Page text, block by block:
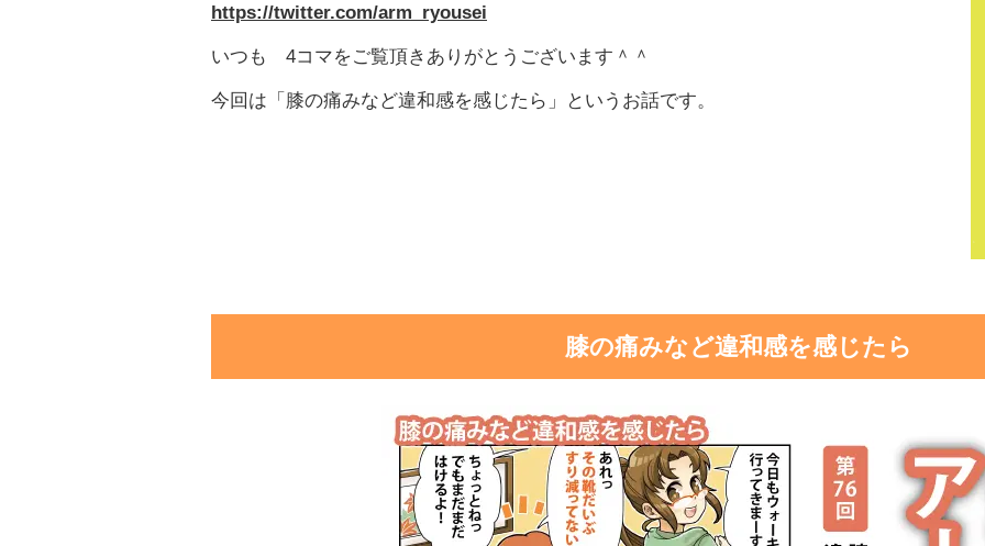
https://twitter.com/arm_ryousei
いつも 4コマをご覧頂きありがとうございます＾＾
今回は「膝の痛みなど違和感を感じたら」というお話です。
膝の痛みなど違和感を感じたら